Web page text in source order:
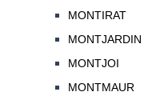
MONTIRAT
MONTJARDIN
MONTJOI
MONTMAUR